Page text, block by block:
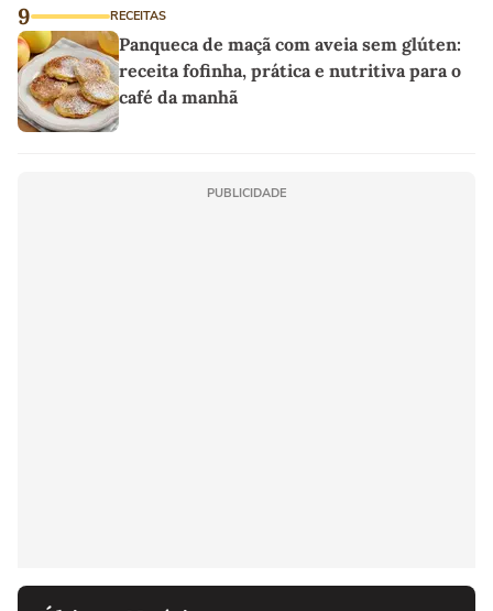
9 RECEITAS
Panqueca de maçã com aveia sem glúten:
receita fofinha, prática e nutritiva para o
café da manhã
PUBLICIDADE